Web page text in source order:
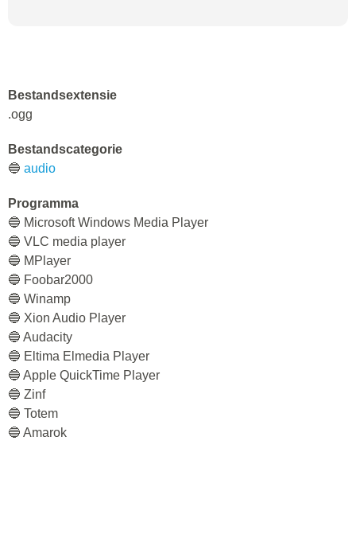
Bestandsextensie
.ogg
Bestandscategorie
🔵 audio
Programma
🔵 Microsoft Windows Media Player
🔵 VLC media player
🔵 MPlayer
🔵 Foobar2000
🔵 Winamp
🔵 Xion Audio Player
🔵 Audacity
🔵 Eltima Elmedia Player
🔵 Apple QuickTime Player
🔵 Zinf
🔵 Totem
🔵 Amarok